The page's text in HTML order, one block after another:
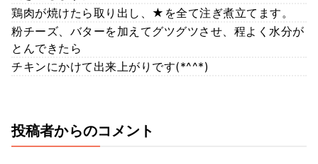
鶏肉が焼けたら取り出し、★を全て注ぎ煮立てます。
粉チーズ、バターを加えてグツグツさせ、程よく水分が
とんできたら
チキンにかけて出来上がりです(*^^*)
投稿者からのコメント